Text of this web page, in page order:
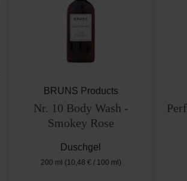
BRUNS Products
Nr. 10 Body Wash -
Smokey Rose
Duschgel
200 ml (10,48 € / 100 ml)